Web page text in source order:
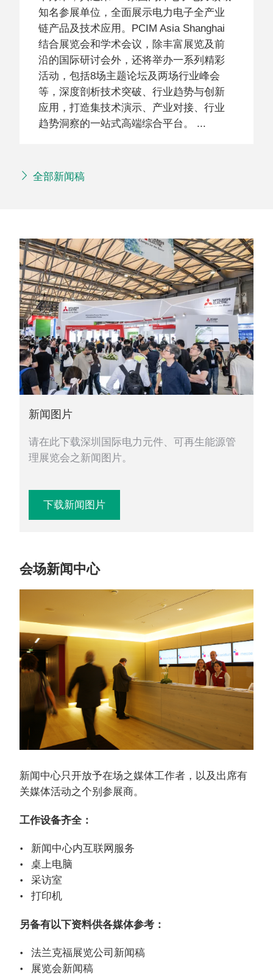
知名参展单位，全面展示电力电子全产业
链产品及技术应用。PCIM Asia Shanghai
结合展览会和学术会议，除丰富展览及前
沿的国际研讨会外，还将举办一系列精彩
活动，包括8场主题论坛及两场行业峰会
等，深度剖析技术突破、行业趋势与创新
应用，打造集技术演示、产业对接、行业
趋势洞察的一站式高端综合平台。
全部新闻稿
新闻图片
请在此下载深圳国际电力元件、可再生能源管
理展览会之新闻图片。
下载新闻图片
会场新闻中心
新闻中心只开放予在场之媒体工作者，以及出席有
关媒体活动之个别参展商。
工作设备齐全：
新闻中心内互联网服务
桌上电脑
采访室
打印机
另备有以下资料供各媒体参考：
法兰克福展览公司新闻稿
展览会新闻稿